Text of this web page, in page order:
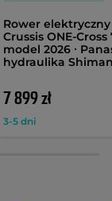
Rower
Crussis ONE-Cross
model 2026 ∙
hydraulika
7 899 zł
3-5 dni